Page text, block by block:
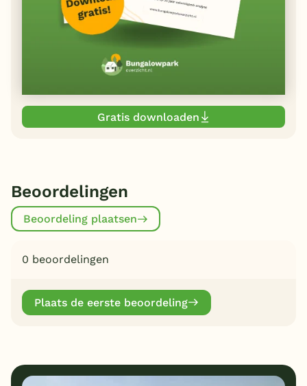
Gratis downloaden
Beoordelingen
Beoordeling plaatsen
0 beoordelingen
Plaats de eerste beoordeling